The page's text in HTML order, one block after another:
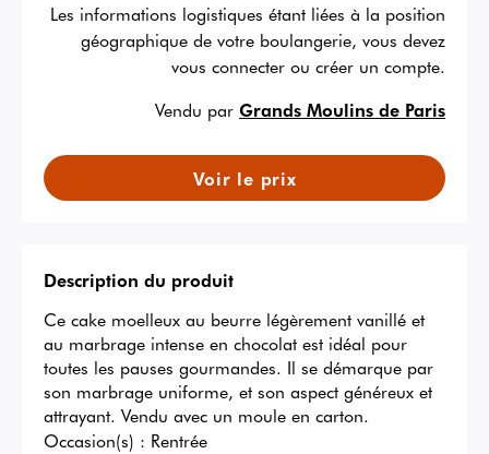
Les informations logistiques étant liées à la position
géographique de votre boulangerie, vous devez
vous connecter ou créer un compte.
Vendu par Grands Moulins de Paris
Voir le prix
Description du produit
Ce cake moelleux au beurre légèrement vanillé et
au marbrage intense en chocolat est idéal pour
toutes les pauses gourmandes. Il se démarque par
son marbrage uniforme, et son aspect généreux et
attrayant. Vendu avec un moule en carton.
Occasion(s) : Rentrée